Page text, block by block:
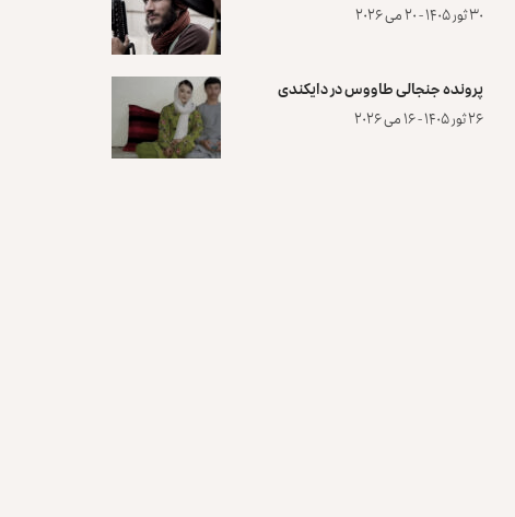
۳۰ ثور ۱۴۰۵ - ۲۰ می ۲۰۲۶
پرونده‌ جنجالی طاووس در دایکندی
۲۶ ثور ۱۴۰۵ - ۱۶ می ۲۰۲۶